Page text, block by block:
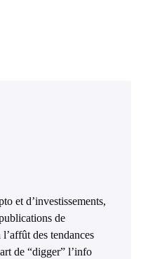
et d’investissements,
de
des tendances
de “digger” l’info